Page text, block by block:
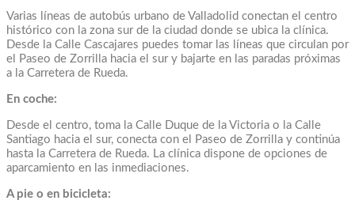
Varias líneas de autobús urbano de Valladolid conectan el centro
histórico con la zona sur de la ciudad donde se ubica la clínica.
Desde la Calle Cascajares puedes tomar las líneas que circulan por
el Paseo de Zorrilla hacia el sur y bajarte en las paradas próximas
a la Carretera de Rueda.
En coche:
Desde el centro, toma la Calle Duque de la Victoria o la Calle
Santiago hacia el sur, conecta con el Paseo de Zorrilla y continúa
hasta la Carretera de Rueda. La clínica dispone de opciones de
aparcamiento en las inmediaciones.
A pie o en bicicleta: